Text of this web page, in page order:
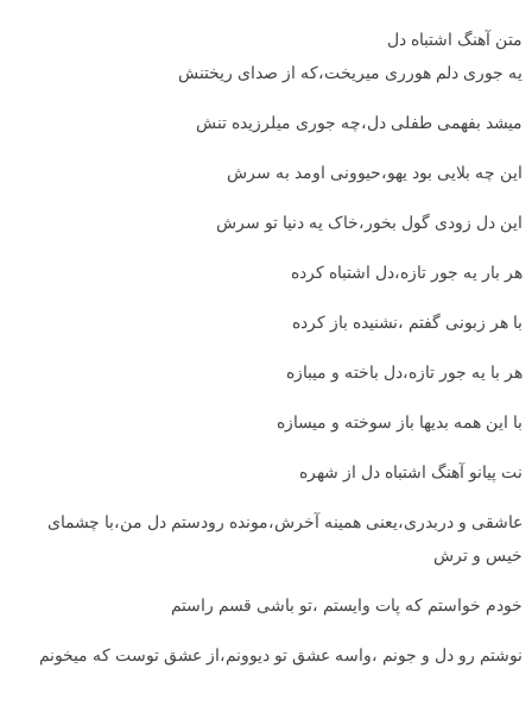
متن آهنگ اشتباه دل
یه جوری دلم هورری میریخت،که از صدای ریختنش
میشد بفهمی طفلی دل،چه جوری میلرزیده تنش
این چه بلایی بود یهو،حیوونی اومد به سرش
این دل زودی گول بخور،خاک یه دنیا تو سرش
هر بار یه جور تازه،دل اشتباه کرده
با هر زبونی گفتم ،نشنیده باز کرده
هر با یه جور تازه،دل باخته و میبازه
با این همه بدیها باز سوخته و میسازه
نت پیانو آهنگ اشتباه دل از شهره
عاشقی و دربدری،یعنی همینه آخرش،مونده رودستم دل من،با چشمای
خیس و ترش
خودم خواستم که پات وایستم ،تو باشی قسم راستم
نوشتم رو دل و جونم ،واسه عشق تو دیوونم،از عشق توست که میخونم